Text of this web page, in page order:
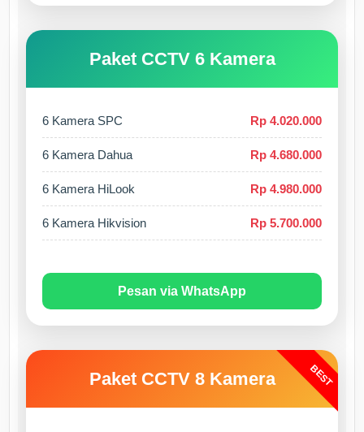
Paket CCTV 6 Kamera
6 Kamera SPC Rp 4.020.000
6 Kamera Dahua Rp 4.680.000
6 Kamera HiLook Rp 4.980.000
6 Kamera Hikvision Rp 5.700.000
Pesan via WhatsApp
BEST
Paket CCTV 8 Kamera